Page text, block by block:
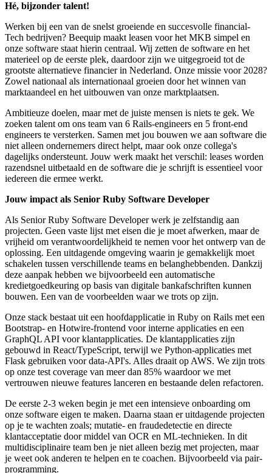
Hé, bijzonder talent!
Werken bij een van de snelst groeiende en succesvolle financial-
Tech bedrijven? Beequip maakt leasen voor het MKB simpel en
onze software staat hierin centraal. Wij zetten de software en het
materieel op de eerste plek, daardoor zijn we uitgegroeid tot de
grootste alternatieve financier in Nederland. Onze missie voor 2028?
Zowel nationaal als internationaal groeien door het winnen van
marktaandeel en het uitbouwen van onze marktplaatsen.
Ambitieuze doelen, maar met de juiste mensen is niets te gek. We
zoeken talent om ons team van 6 Rails-engineers en 5 front-end
engineers te versterken. Samen met jou bouwen we aan software die
niet alleen ondernemers direct helpt, maar ook onze collega's
dagelijks ondersteunt. Jouw werk maakt het verschil: leases worden
razendsnel uitbetaald en de software die je schrijft is essentieel voor
iedereen die ermee werkt.
Jouw impact als Senior Ruby Software Developer
Als Senior Ruby Software Developer werk je zelfstandig aan
projecten. Geen vaste lijst met eisen die je moet afwerken, maar de
vrijheid om verantwoordelijkheid te nemen voor het ontwerp van de
oplossing. Een uitdagende omgeving waarin je gemakkelijk moet
schakelen tussen verschillende teams en belanghebbenden. Dankzij
deze aanpak hebben we bijvoorbeeld een automatische
kredietgoedkeuring op basis van digitale bankafschriften kunnen
bouwen. Een van de voorbeelden waar we trots op zijn.
Onze stack bestaat uit een hoofdapplicatie in Ruby on Rails met een
Bootstrap- en Hotwire-frontend voor interne applicaties en een
GraphQL API voor klantapplicaties. De klantapplicaties zijn
gebouwd in React/TypeScript, terwijl we Python-applicaties met
Flask gebruiken voor data-API's. Alles draait op AWS. We zijn trots
op onze test coverage van meer dan 85% waardoor we met
vertrouwen nieuwe features lanceren en bestaande delen refactoren.
De eerste 2-3 weken begin je met een intensieve onboarding om
onze software eigen te maken. Daarna staan er uitdagende projecten
op je te wachten zoals; mutatie- en fraudedetectie en directe
klantacceptatie door middel van OCR en ML-technieken. In dit
multidisciplinaire team ben je niet alleen bezig met projecten, maar
je weet ook anderen te helpen en te coachen. Bijvoorbeeld via pair-
programming.